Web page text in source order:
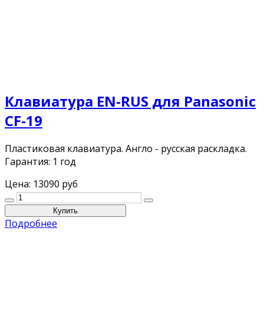
Клавиатура EN-RUS для Panasonic
CF-19
Пластиковая клавиатура. Англо - русская раскладка.
Гарантия: 1 год
Цена: 13090 руб
Подробнее